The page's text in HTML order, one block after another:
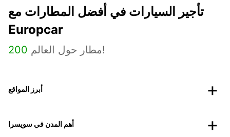
تأجير السيارات في أفضل المطارات مع
Europcar
200 مطار حول العالم!
أبرز المواقع
أهم المدن في سويسرا